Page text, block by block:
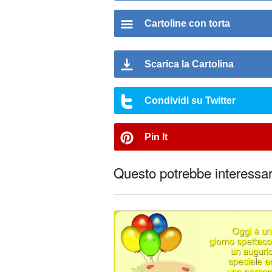
Cartoline con torta
Scarica la Cartolina
Condividi su Twitter
Pin It
Questo potrebbe